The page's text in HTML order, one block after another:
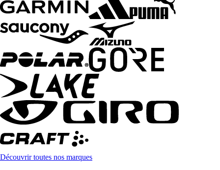
Découvrir toutes nos marques